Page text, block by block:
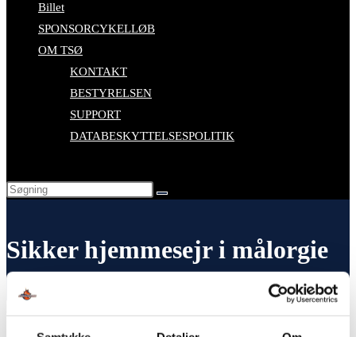
Billet
SPONSORCYKELLØB
OM TSØ
KONTAKT
BESTYRELSEN
SUPPORT
DATABESKYTTELSESPOLITIK
Sikker hjemmesejr i målorgie